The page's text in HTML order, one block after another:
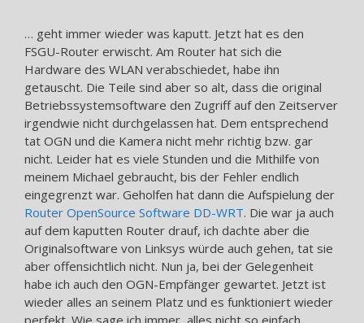
… geht immer wieder was kaputt. Jetzt hat es den
FSGU-Router erwischt. Am Router hat sich die
Hardware des WLAN verabschiedet, habe ihn
getauscht. Die Teile sind aber so alt, dass die original
Betriebssystemsoftware den Zugriff auf den Zeitserver
irgendwie nicht durchgelassen hat. Dem entsprechend
tat OGN und die Kamera nicht mehr richtig bzw. gar
nicht. Leider hat es viele Stunden und die Mithilfe von
meinem Michael gebraucht, bis der Fehler endlich
eingegrenzt war. Geholfen hat dann die Aufspielung der
Router OpenSource Software DD-WRT. Die war ja auch
auf dem kaputten Router drauf, ich dachte aber die
Originalsoftware von Linksys würde auch gehen, tat sie
aber offensichtlich nicht. Nun ja, bei der Gelegenheit
habe ich auch den OGN-Empfänger gewartet. Jetzt ist
wieder alles an seinem Platz und es funktioniert wieder
perfekt. Wie sage ich immer, alles nicht so einfach.